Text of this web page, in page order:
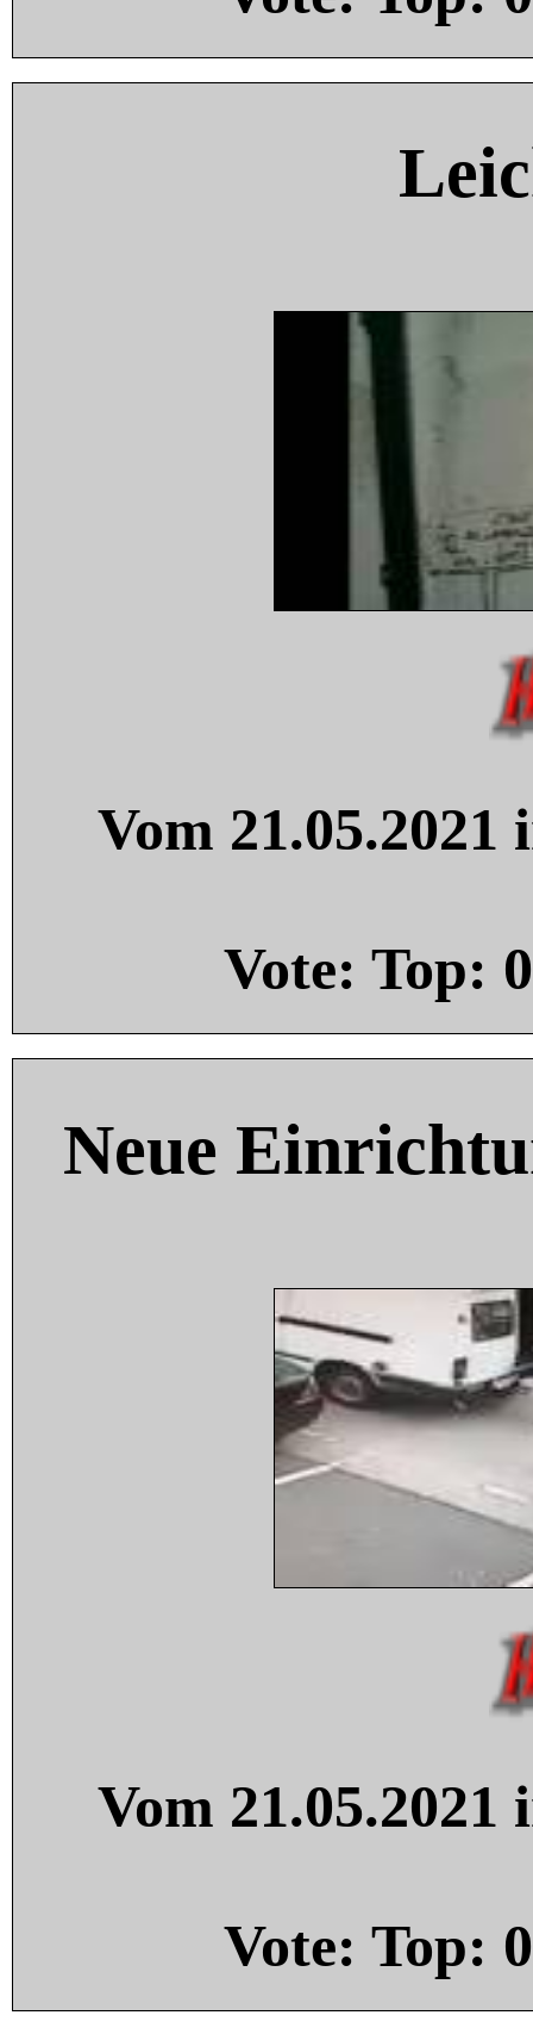
Vom
Vote: Top: 0
Neue
Vom
Vote: Top: 0